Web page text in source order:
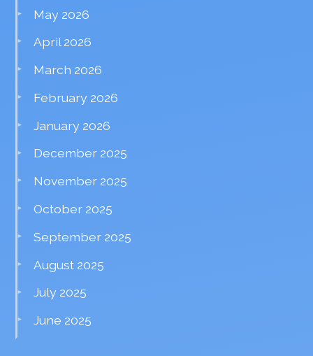
May 2026
April 2026
March 2026
February 2026
January 2026
December 2025
November 2025
October 2025
September 2025
August 2025
July 2025
June 2025